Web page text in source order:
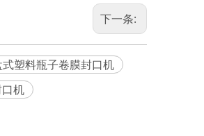
下一条:
塑料瓶子卷膜封口机
机